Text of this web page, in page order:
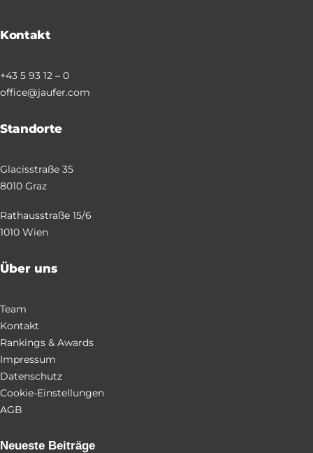
Kontakt
+43 5 93 12 – 0
office@jaufer.com
Standorte
Glacisstraße 35
8010 Graz
Rathausstraße 15/6
1010 Wien
Über uns
Team
Kontakt
Rankings & Awards
Impressum
Datenschutz
Cookie-Einstellungen
AGB
Neueste Beiträge